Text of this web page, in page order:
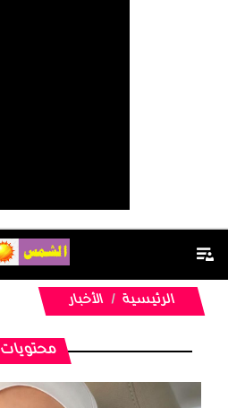
الرئيسية الأخبار
محتويات